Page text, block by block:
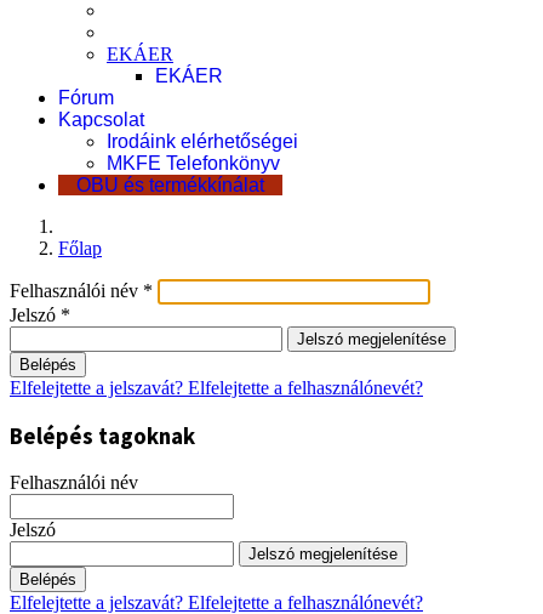
EKÁER
EKÁER
Fórum
Kapcsolat
Irodáink elérhetőségei
MKFE Telefonkönyv
OBU és termékkínálat
Főlap
Felhasználói név *
Jelszó *
Jelszó megjelenítése
Belépés
Elfelejtette a jelszavát? Elfelejtette a felhasználónevét?
Belépés tagoknak
Felhasználói név
Jelszó
Jelszó megjelenítése
Belépés
Elfelejtette a jelszavát? Elfelejtette a felhasználónevét?